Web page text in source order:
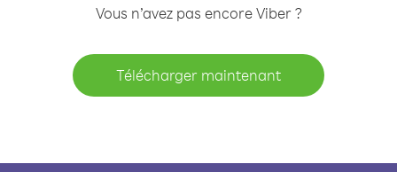
Vous n’avez pas encore Viber ?
Télécharger maintenant